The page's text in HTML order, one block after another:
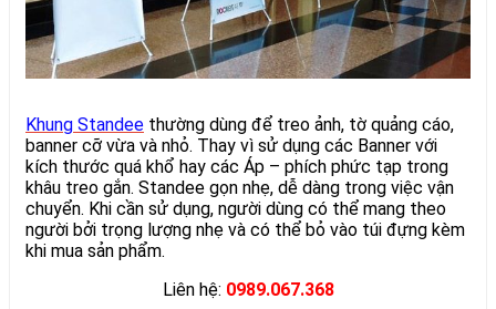
Khung Standee thường dùng để treo ảnh, tờ quảng cáo,
banner cỡ vừa và nhỏ. Thay vì sử dụng các Banner với
kích thước quá khổ hay các Áp – phích phức tạp trong
khâu treo gắn. Standee gọn nhẹ, dễ dàng trong việc vận
chuyển. Khi cần sử dụng, người dùng có thể mang theo
người bởi trọng lượng nhẹ và có thể bỏ vào túi đựng kèm
khi mua sản phẩm.
Liên hệ: 0989.067.368